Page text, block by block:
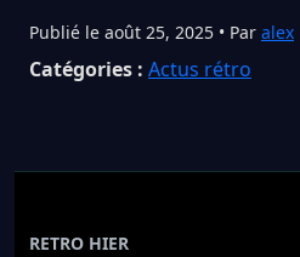
Publié le août 25, 2025 • Par alex
Catégories : Actus rétro
RETRO HIER